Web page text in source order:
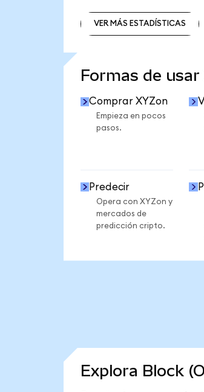
VER MÁS ESTADÍSTICAS
Formas de
Comprar XYZon
Empieza en pocos
pasos.
Predecir
Opera con XYZon y
mercados de
predicción cripto.
Explora Block